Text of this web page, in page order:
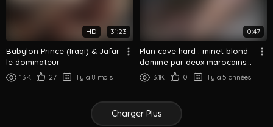
HD 31:23
Babylon Prince (Iraqi) & Jafar
le dominateur
13K 27 il y a 8 mois
0:47
Plan cave hard : minet blond
dominé par deux marocains
chauds
3.1K 0 il y a 5 années
Charger Plus